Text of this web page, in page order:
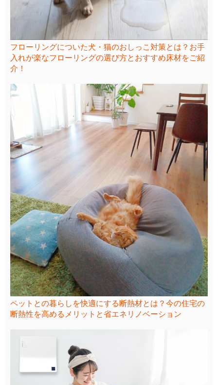
フローリングについた犬・猫のおしっこ対策とは？お手
入れが楽なフローリングの選び方とおすすめ床材をご紹
介！
ペットとの暮らしを快適にする断熱材とは？今の住宅の
断熱性を高めるメリットと省エネリノベーション